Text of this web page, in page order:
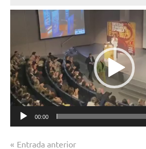
Reproductor
00:00
Navegación
Entrada anterior